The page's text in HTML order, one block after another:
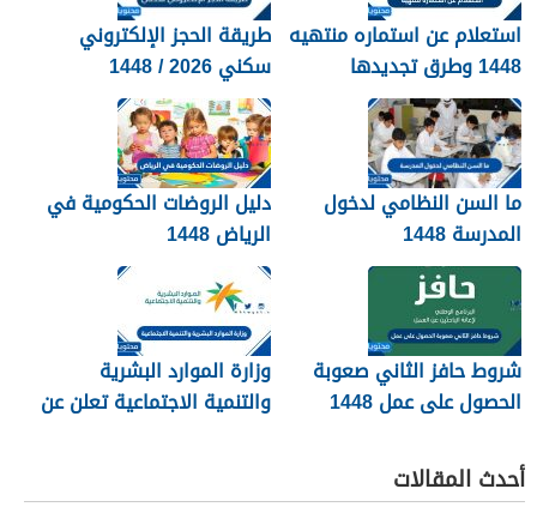
استعلام عن استماره منتهيه
1448 وطرق تجديدها
طريقة الحجز الإلكتروني
سكني 2026 / 1448
بالتفصيل
ما السن النظامي لدخول
المدرسة 1448
دليل الروضات الحكومية في
الرياض 1448
شروط حافز الثاني صعوبة
الحصول على عمل 1448
وزارة الموارد البشرية
والتنمية الاجتماعية تعلن عن
1448
أحدث المقالات